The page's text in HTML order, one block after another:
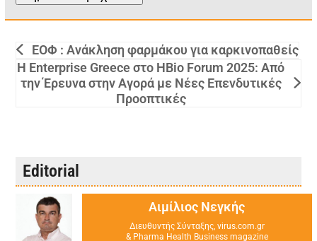
ΕΟΦ : Ανάκληση φαρμάκου για καρκινοπαθείς
Η Enterprise Greece στο HBio Forum 2025: Από
την Έρευνα στην Αγορά με Νέες Επενδυτικές
Προοπτικές
Editorial
Αιμίλιος Νεγκής
Διευθυντής Σύνταξης, virus.com.gr
& Pharma Health Business magazine